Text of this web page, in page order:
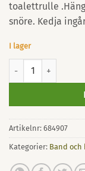
toalettrulle
snöre. Kedja
I lager
Hängande
Artikelnr: 684907
Kategorier: Band och